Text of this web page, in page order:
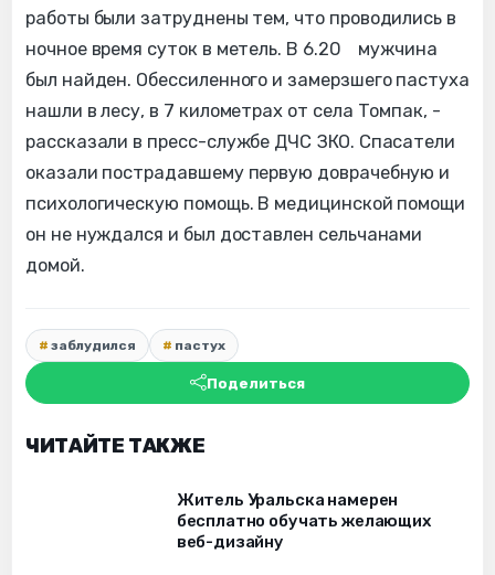
работы были затруднены тем, что проводились в
ночное время суток в метель. В 6.20 мужчина
был найден. Обессиленного и замерзшего пастуха
нашли в лесу, в 7 километрах от села Томпак, -
рассказали в пресс-службе ДЧС ЗКО. Спасатели
оказали пострадавшему первую доврачебную и
психологическую помощь. В медицинской помощи
он не нуждался и был доставлен сельчанами
домой.
заблудился пастух
Поделиться
ЧИТАЙТЕ ТАКЖЕ
Житель Уральска намерен
бесплатно обучать желающих
веб-дизайну